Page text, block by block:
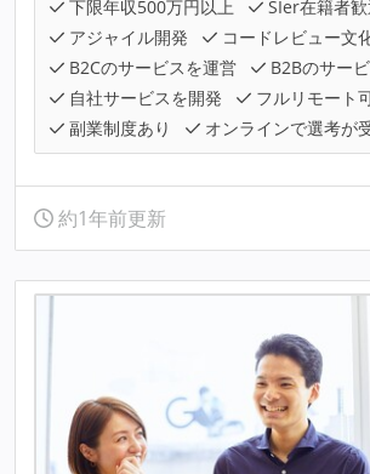
下限年収500万円以上
SIer在籍者
アジャイル開発
コードレビュー文
B2Cのサービスを運営
B2Bのサー
自社サービスを開発
フルリモート
副業制度あり
オンラインで選考が
約1年前更新